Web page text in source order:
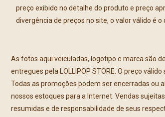
preço exibido no detalhe do produto e preço
divergência de preços no site, o valor válido é o
As fotos aqui veiculadas, logotipo e marca são
entregues pela LOLLIPOP STORE. O preço
Todas as promoções podem ser encerradas ou
nossos estoques para a Internet. Vendas
resumidas e de responsabilidade de seus